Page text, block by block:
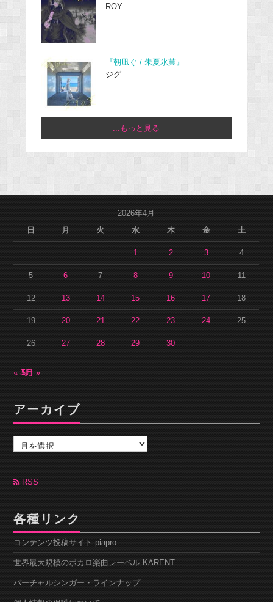
ROY
『朝凪ぐ / 朱夏氷菓』
ジグ
...もっと見る
2026年4月
日
月 火 水 木 金 土
1 2 3 4
5 6 7 8 9 10 11
12 13 14 15 16 17 18
19 20 21 22 23 24 25
26 27 28 29 30
« 3月5月 »
アーカイブ
カ
ブRSS
各種リンク
コンテンツ投稿サイト piapro
世界最大規模のボカロ楽曲レーベル KARENT
バーチャルシンガー・ラインナップ